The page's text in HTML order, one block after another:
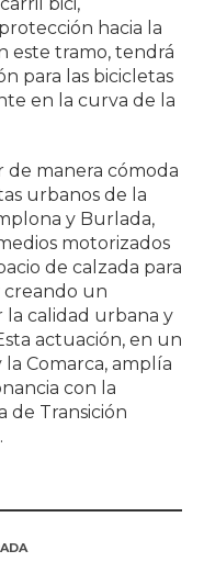
bici,
hacia la
este tramo, tendrá
para las bicicletas
en la curva de la
de manera cómoda
urbanos de la
y Burlada,
motorizados
de calzada para
creando un
calidad urbana y
actuación, en un
Comarca, amplía
con la
de Transición